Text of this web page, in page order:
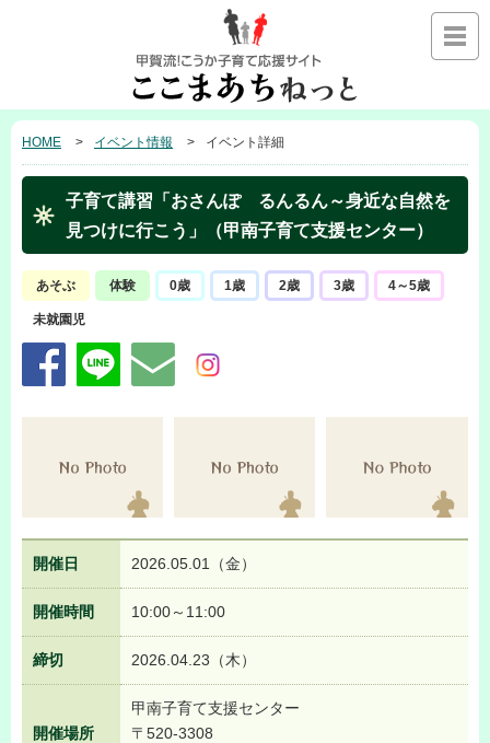
HOME イベント情報 イベント詳細
子育て講習「おさんぽ るんるん～身近な自然を
見つけに行こう」（甲南子育て支援センター）
あそぶ 体験 0歳 1歳 2歳 3歳 4～5歳
未就園児
開催日 2026.05.01（金）
開催時間 10:00～11:00
締切 2026.04.23（木）
開催場所
甲南子育て支援センター
〒520-3308